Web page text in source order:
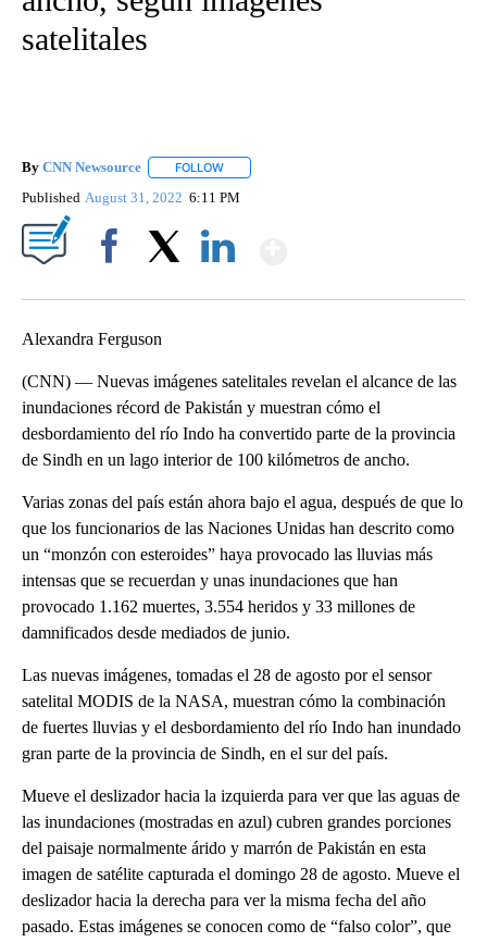
satelitales
By CNN Newsource FOLLOW
Published August 31, 2022 6:11 PM
Alexandra Ferguson
(CNN) — Nuevas imágenes satelitales revelan el alcance de las
inundaciones récord de Pakistán y muestran cómo el
desbordamiento del río Indo ha convertido parte de la provincia
de Sindh en un lago interior de 100 kilómetros de ancho.
Varias zonas del país están ahora bajo el agua, después de que lo
que los funcionarios de las Naciones Unidas han descrito como
un “monzón con esteroides” haya provocado las lluvias más
intensas que se recuerdan y unas inundaciones que han
provocado 1.162 muertes, 3.554 heridos y 33 millones de
damnificados desde mediados de junio.
Las nuevas imágenes, tomadas el 28 de agosto por el sensor
satelital MODIS de la NASA, muestran cómo la combinación
de fuertes lluvias y el desbordamiento del río Indo han inundado
gran parte de la provincia de Sindh, en el sur del país.
Mueve el deslizador hacia la izquierda para ver que las aguas de
las inundaciones (mostradas en azul) cubren grandes porciones
del paisaje normalmente árido y marrón de Pakistán en esta
imagen de satélite capturada el domingo 28 de agosto. Mueve el
deslizador hacia la derecha para ver la misma fecha del año
pasado. Estas imágenes se conocen como de “falso color”, que